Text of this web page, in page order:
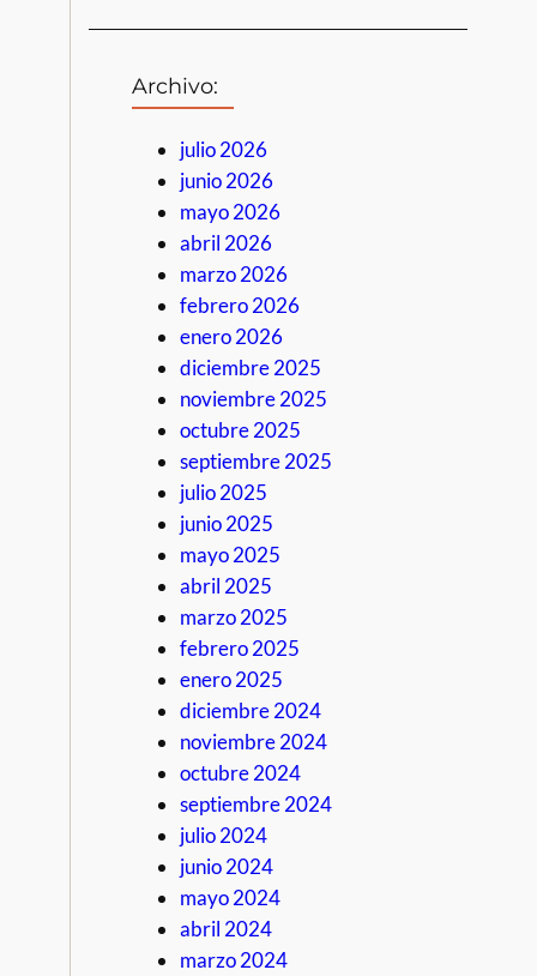
Archivo:
julio 2026
junio 2026
mayo 2026
abril 2026
marzo 2026
febrero 2026
enero 2026
diciembre 2025
noviembre 2025
octubre 2025
septiembre 2025
julio 2025
junio 2025
mayo 2025
abril 2025
marzo 2025
febrero 2025
enero 2025
diciembre 2024
noviembre 2024
octubre 2024
septiembre 2024
julio 2024
junio 2024
mayo 2024
abril 2024
marzo 2024